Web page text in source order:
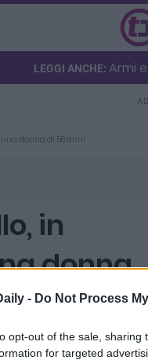
- Do Not Process
opt-out of the sale,
for targeted
LEGGI ANCHE: Armi
una donna di 58 anni
in
donna